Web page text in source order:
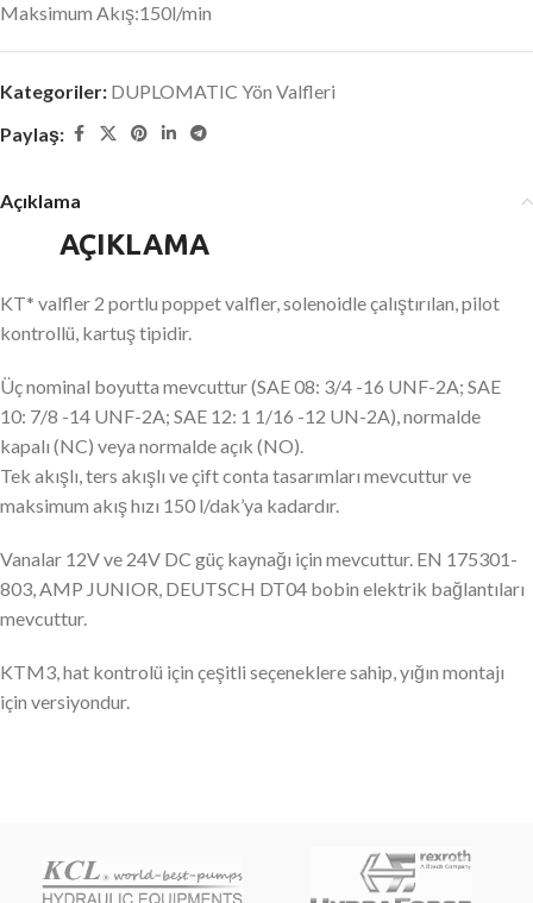
Maksimum Akış:150l/min
Kategoriler: DUPLOMATIC Yön Valfleri
Paylaş:
Açıklama
AÇIKLAMA
KT* valfler 2 portlu poppet valfler, solenoidle çalıştırılan, pilot
kontrollü, kartuş tipidir.
Üç nominal boyutta mevcuttur (SAE 08: 3/4 -16 UNF-2A; SAE
10: 7/8 -14 UNF-2A; SAE 12: 1 1/16 -12 UN-2A), normalde
kapalı (NC) veya normalde açık (NO).
Tek akışlı, ters akışlı ve çift conta tasarımları mevcuttur ve
maksimum akış hızı 150 l/dak’ya kadardır.
Vanalar 12V ve 24V DC güç kaynağı için mevcuttur. EN 175301-
803, AMP JUNIOR, DEUTSCH DT04 bobin elektrik bağlantıları
mevcuttur.
KTM3, hat kontrolü için çeşitli seçeneklere sahip, yığın montajı
için versiyondur.